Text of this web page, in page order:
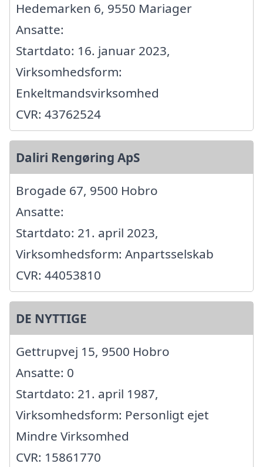
Hedemarken 6, 9550 Mariager
Ansatte:
Startdato: 16. januar 2023,
Virksomhedsform:
Enkeltmandsvirksomhed
CVR: 43762524
Daliri Rengøring ApS
Brogade 67, 9500 Hobro
Ansatte:
Startdato: 21. april 2023,
Virksomhedsform: Anpartsselskab
CVR: 44053810
DE NYTTIGE
Gettrupvej 15, 9500 Hobro
Ansatte: 0
Startdato: 21. april 1987,
Virksomhedsform: Personligt ejet
Mindre Virksomhed
CVR: 15861770